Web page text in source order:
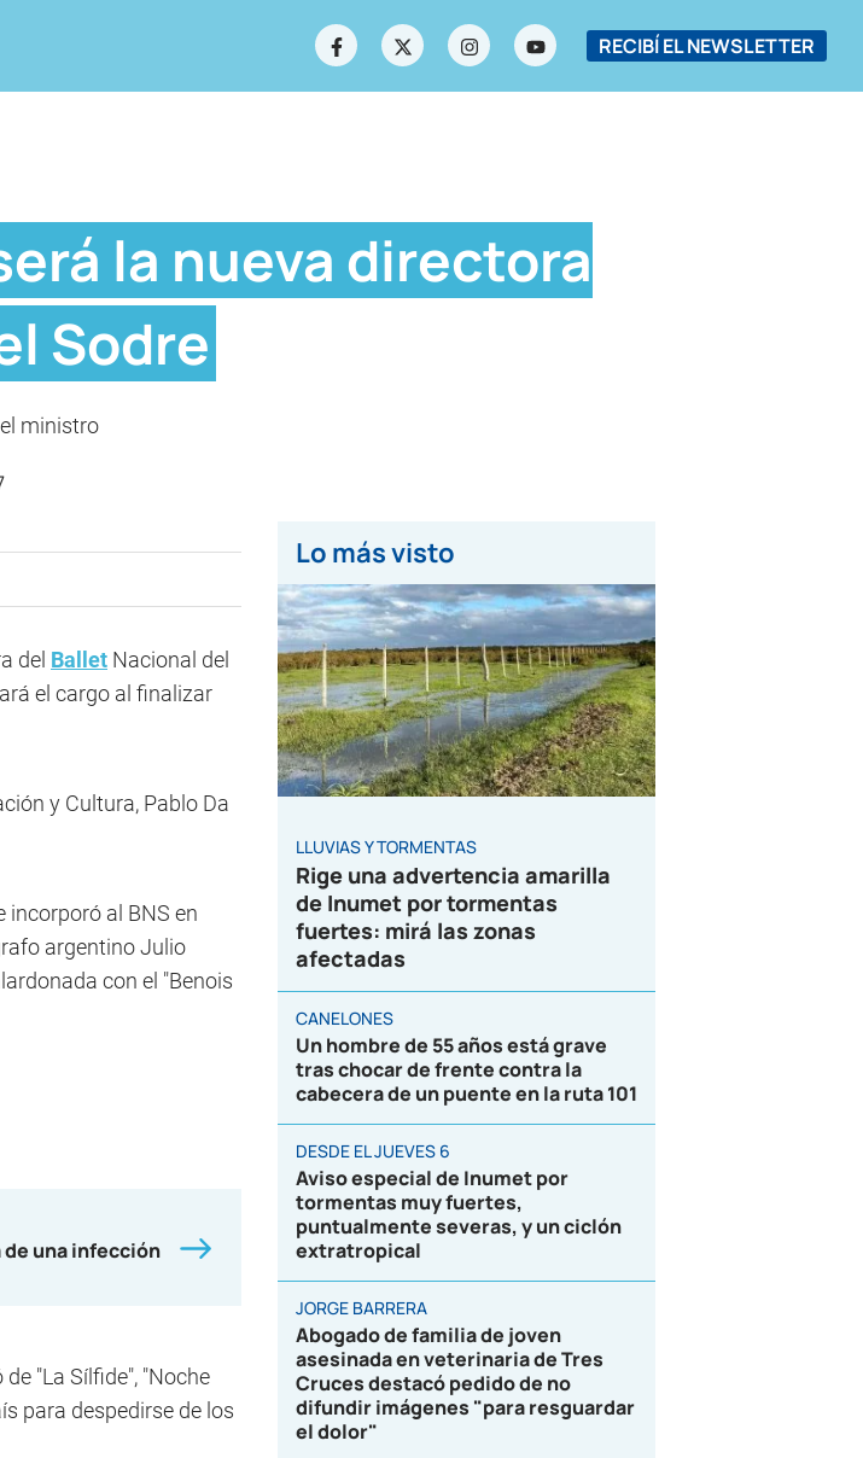
RECIBÍ EL NEWSLETTER
la nueva directora
Sodre
ministro
del Ballet Nacional del
el cargo al finalizar
y Cultura, Pablo Da
incorporó al BNS en
argentino Julio
con el "Benois
de una infección
"La Sílfide", "Noche
para despedirse de los
Lo más visto
LLUVIAS Y TORMENTAS
Rige una advertencia amarilla
de Inumet por tormentas
fuertes: mirá las zonas
afectadas
CANELONES
Un hombre de 55 años está grave
tras chocar de frente contra la
cabecera de un puente en la ruta 101
DESDE EL JUEVES 6
Aviso especial de Inumet por
tormentas muy fuertes,
puntualmente severas, y un ciclón
extratropical
JORGE BARRERA
Abogado de familia de joven
asesinada en veterinaria de Tres
Cruces destacó pedido de no
difundir imágenes "para resguardar
el dolor"